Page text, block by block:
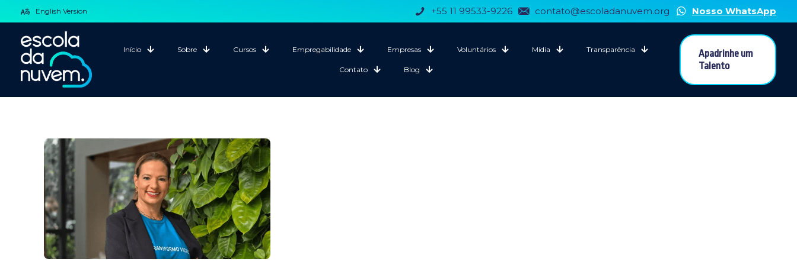
English Version +55 11 99533-9226 contato@escoladanuvem.org Nosso WhatsApp
Início Sobre Cursos Empregabilidade Empresas Voluntários Mídia Transparência
Contato Blog
Apadrinhe um
Talento